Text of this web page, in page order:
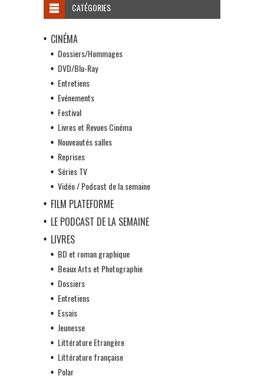
CATÉGORIES
CINÉMA
Dossiers/Hommages
DVD/Blu-Ray
Entretiens
Evénements
Festival
Livres et Revues Cinéma
Nouveautés salles
Reprises
Séries TV
Vidéo / Podcast de la semaine
FILM PLATEFORME
LE PODCAST DE LA SEMAINE
LIVRES
BD et roman graphique
Beaux Arts et Photographie
Dossiers
Entretiens
Essais
Jeunesse
Littérature Etrangère
Littérature française
Polar